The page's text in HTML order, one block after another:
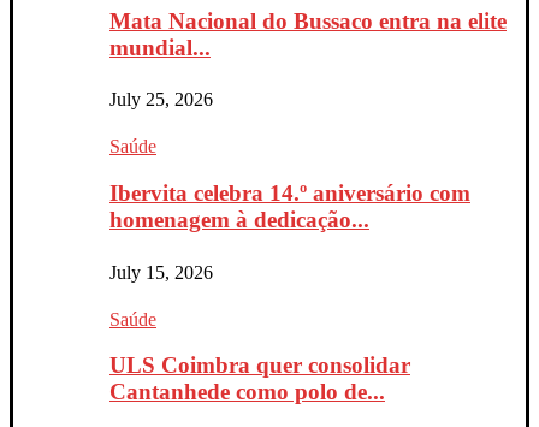
Mata Nacional do Bussaco entra na elite
mundial...
July 25, 2026
Saúde
Ibervita celebra 14.º aniversário com
homenagem à dedicação...
July 15, 2026
Saúde
ULS Coimbra quer consolidar
Cantanhede como polo de...